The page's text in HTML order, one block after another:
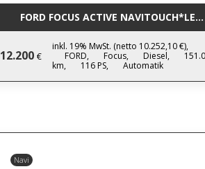
FORD FOCUS ACTIVE
12.200 €
inkl. 19% MwSt. (netto 10.252,10 €),
FORD,
Focus, Diesel,
km,
116 PS, Automatik
Navi